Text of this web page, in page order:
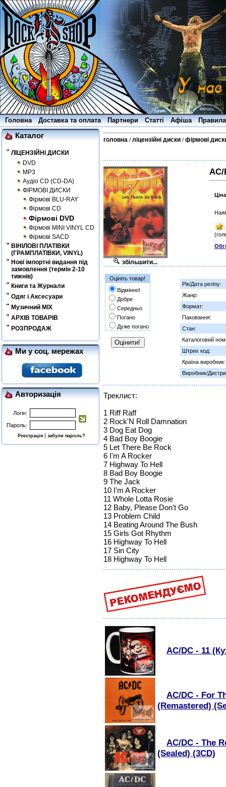
Головна Доставка та оплата Партнери Статті Афіша
Каталог
ЛІЦЕНЗІЙНІ ДИСКИ
DVD
MP3
Аудіо CD (CD-DA)
ФІРМОВІ ДИСКИ
Фірмові BLU-RAY
Фірмові CD
Фірмові DVD
Фірмові MINI VINYL CD
Фірмові SACD
ВІНІЛОВІ ПЛАТІВКИ
(ГРАМПЛАТІВКИ, VINYL)
Нові імпортні видання під
замовлення (термін 2-10
тижнів)
Книги та Журнали
Одяг і Аксесуари
Музичний MIX
АРХІВ ТОВАРІВ
РОЗПРОДАЖ
Ми у соц. мережах
Авторизація
Логін:
Пароль:
Реєстрація |забули пароль?
головна / ліцензійні диски / фірмові
збільшити...
AC/
Оцініть товар!
Відмінно!
Добре
Середньо
Погано
Дуже погано
Рік/Дата релізу:
Жанр:
Формат:
Паковання:
Стан:
Каталоговий
Штрих код:
Країна виробник:
Виробник/
Треклист:
1 Riff Raff
2 Rock'N Roll Damnation
3 Dog Eat Dog
4 Bad Boy Boogie
5 Let There Be Rock
6 I'm A Rocker
7 Highway To Hell
8 Bad Boy Boogie
9 The Jack
10 I'm A Rocker
11 Whole Lotta Rosie
12 Baby, Please Don't Go
13 Problem Child
14 Beating Around The Bush
15 Girls Got Rhythm
16 Highway To Hell
17 Sin City
18 Highway To Hell
AC/DC - 11
AC/DC - For
(Remastered)
AC/DC - The
(Sealed) (3CD)